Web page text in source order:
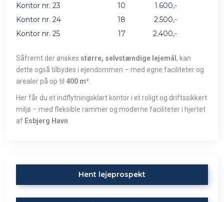
Kontor nr. 23
10
1.600,-
Kontor nr. 24
18
2.500,-
Kontor nr. 25
17 2.400,-
Såfremt der ønskes større, selvstændige lejemål, kan
dette også tilbydes i ejendommen – med egne faciliteter og
arealer på op til 400 m²
Her får du et indflytningsklart kontor i et roligt og driftssikkert
miljø – med fleksible rammer og moderne faciliteter i hjertet
af Esbjerg Havn
Hent lejeprospekt